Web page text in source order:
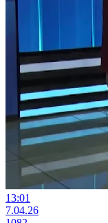
13:01
7.04.26